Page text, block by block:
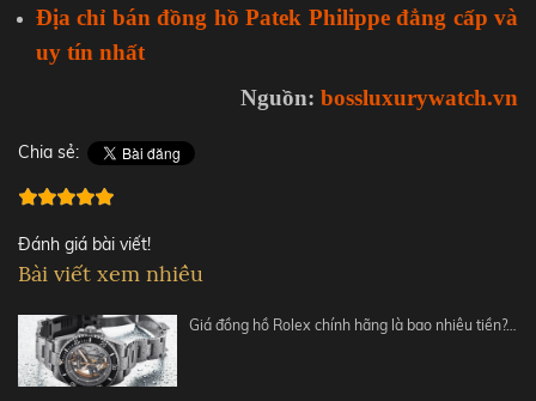
Địa chỉ bán đồng hồ Patek Philippe đẳng cấp và
uy tín nhất
Nguồn: bossluxurywatch.vn
Chia sẻ:
Đánh giá bài viết!
Bài viết xem nhiều
Giá đồng hồ Rolex chính hãng là bao nhiêu tiền?…